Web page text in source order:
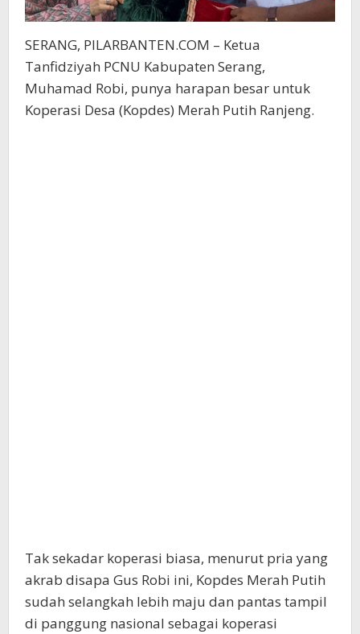
SERANG, PILARBANTEN.COM – Ketua
Tanfidziyah PCNU Kabupaten Serang,
Muhamad Robi, punya harapan besar untuk
Koperasi Desa (Kopdes) Merah Putih Ranjeng.
Tak sekadar koperasi biasa, menurut pria yang
akrab disapa Gus Robi ini, Kopdes Merah Putih
sudah selangkah lebih maju dan pantas tampil
di panggung nasional sebagai koperasi